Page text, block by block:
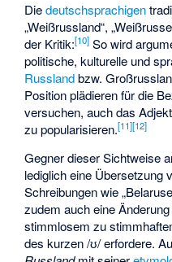
Diedeutschsprachigen
„Weißrussland“,
der Kritik:[10] So wird
politische, kulturelle und
Russlandbzw.
Position plädieren für die
versuchen, auch das
zu popularisieren.[11][12]
Gegner dieser Sichtweise
lediglich eine Übersetzung
Schreibungen wie
zudem auch eine
stimmlosem zu
des kurzen /ʊ/ erfordere.